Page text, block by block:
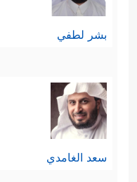
بشر لطفي
سعد الغامدي